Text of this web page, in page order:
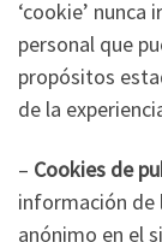
‘cookie’
personal que
propósitos
de la
– Cookies de
información de
anónimo en el